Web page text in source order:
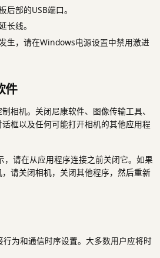
后部的USB端口。
长线。
生，请在Windows电源设置中禁用激进
件
相机。关闭尼康软件、图像传输工具、
框以及任何可能打开相机的其他应用程
请在从应用程序连接之前关闭它。如果
请关闭相机，关闭其他程序，然后重新
为和通信时序设置。大多数用户应将时